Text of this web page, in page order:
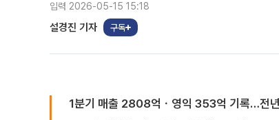
입력 2026-05-15 15:18
설경진 기자 구독
1분기 매출 2808억ㆍ영익 353억 기록…전